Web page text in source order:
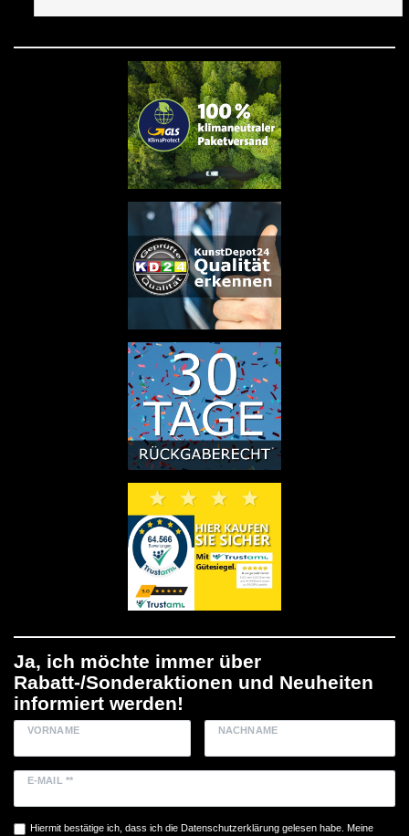
Ja, ich möchte immer über
Rabatt-/Sonderaktionen und Neuheiten
informiert werden!
VORNAME NACHNAME
E-MAIL **
Hiermit bestätige ich, dass ich die Daten­schutz­erklärunggelesen habe. Meine